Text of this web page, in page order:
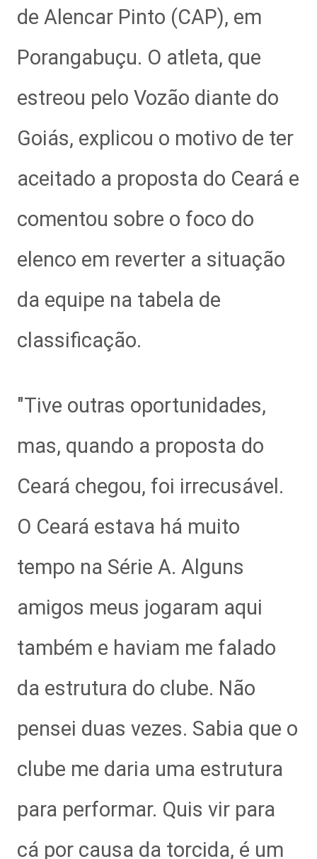
de Alencar Pinto (CAP), em
Porangabuçu. O atleta, que
estreou pelo Vozão diante do
Goiás, explicou o motivo de ter
aceitado a proposta do Ceará e
comentou sobre o foco do
elenco em reverter a situação
da equipe na tabela de
classificação.
"Tive outras oportunidades,
mas, quando a proposta do
Ceará chegou, foi irrecusável.
O Ceará estava há muito
tempo na Série A. Alguns
amigos meus jogaram aqui
também e haviam me falado
da estrutura do clube. Não
pensei duas vezes. Sabia que o
clube me daria uma estrutura
para performar. Quis vir para
cá por causa da torcida, é um